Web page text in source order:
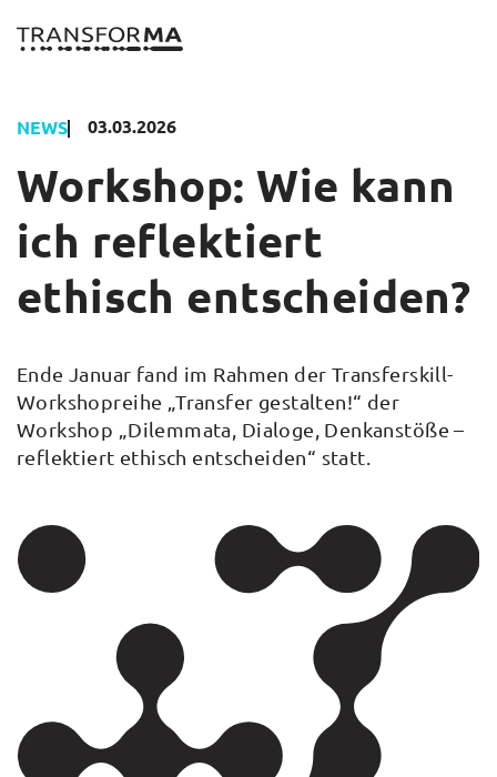
Inhalt
NEWS 03.03.2026
Workshop: Wie kann
ich reflektiert
ethisch entscheiden?
Ende Januar fand im Rahmen der Transferskill-
Workshopreihe „Transfer gestalten!“ der
Workshop „Dilemmata, Dialoge, Denkanstöße –
reflektiert ethisch entscheiden“ statt.